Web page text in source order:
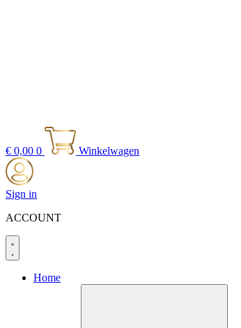
€ 0,00 0 Winkelwagen
Sign in
ACCOUNT
Home